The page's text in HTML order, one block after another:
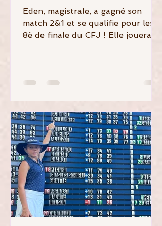
Eden, magistrale, a gagné son
match 2&1 et se qualifie pour les
8è de finale du CFJ ! Elle jouera